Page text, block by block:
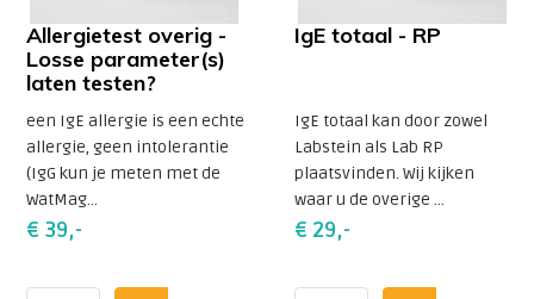
Allergietest overig -
Losse parameter(s)
laten testen?
een IgE allergie is een echte
allergie, geen intolerantie
(IgG kun je meten met de
WatMag...
€ 39,-
IgE totaal - RP
IgE totaal kan door zowel
Labstein als Lab RP
plaatsvinden. Wij kijken
waar u de overige ...
€ 29,-